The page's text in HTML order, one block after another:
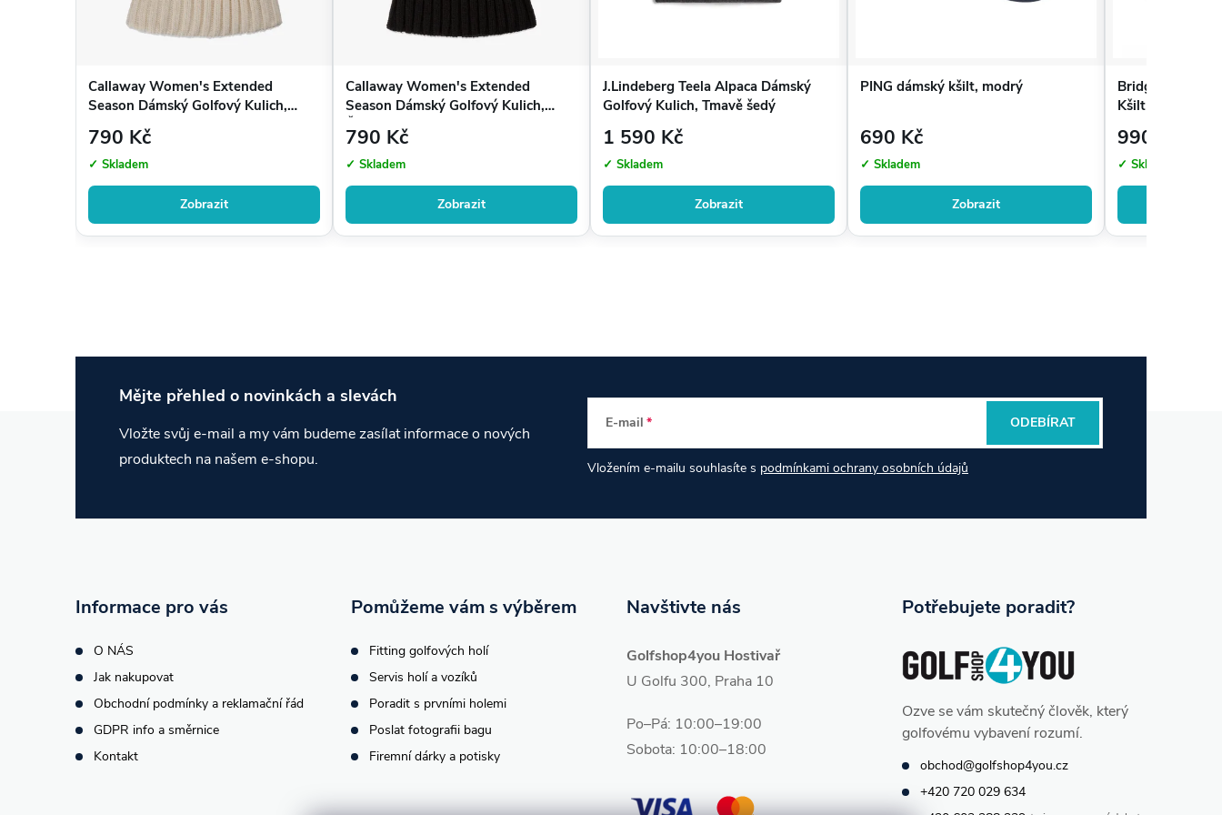
Ideální doplněk ke golfovým oblečení pro ženy
Callaway Women's Extended
Season Dámský Golfový Kulich,
790 Kč
✓ Skladem
Zobrazit
Callaway Women's Extended
Season Dámský Golfový Kulich,
790 Kč
✓ Skladem
Zobrazit
J.Lindeberg Teela Alpaca Dámský
Golfový Kulich, Tmavě šedý
1 590 Kč
✓ Skladem
Zobrazit
PING dámský kšilt, modrý
690 Kč
✓ Skladem
Zobrazit
Bridgestone
Kšilt CPG352,
990 Kč
✓ Skladem
Mějte přehled o novinkách a slevách
Vložte svůj e-mail a my vám budeme zasílat informace o nových
produktech na našem e-shopu.
E-mail
Vložením e-mailu souhlasíte s podmínkami ochrany osobních údajů
ODEBÍRAT
Informace pro vás
O NÁS
Jak nakupovat
Obchodní podmínky a reklamační řád
GDPR info a směrnice
Kontakt
Navštivte nás
Golfshop4you Hostivař
U Golfu 300, Praha 10
Po–Pá: 10:00–19:00
Sobota: 10:00–18:00
Pomůžeme vám s výběrem
Fitting golfových holí
Servis holí a vozíků
Poradit s prvními holemi
Poslat fotografii bagu
Firemní dárky a potisky
Potřebujete poradit?
Ozve se vám skutečný člověk, který
golfovému vybavení rozumí.
obchod@golfshop4you.cz
+420 720 029 634